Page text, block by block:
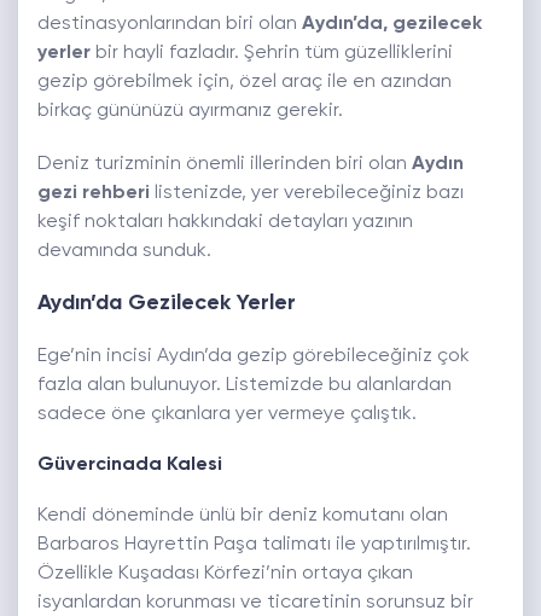
destinasyonlarından biri olan Aydın’da, gezilecek
yerler bir hayli fazladır. Şehrin tüm güzelliklerini
gezip görebilmek için, özel araç ile en azından
birkaç gününüzü ayırmanız gerekir.
Deniz turizminin önemli illerinden biri olan Aydın
gezi rehberi listenizde, yer verebileceğiniz bazı
keşif noktaları hakkındaki detayları yazının
devamında sunduk.
Aydın’da Gezilecek Yerler
Ege’nin incisi Aydın’da gezip görebileceğiniz çok
fazla alan bulunuyor. Listemizde bu alanlardan
sadece öne çıkanlara yer vermeye çalıştık.
Güvercinada Kalesi
Kendi döneminde ünlü bir deniz komutanı olan
Barbaros Hayrettin Paşa talimatı ile yaptırılmıştır.
Özellikle Kuşadası Körfezi’nin ortaya çıkan
isyanlardan korunması ve ticaretinin sorunsuz bir